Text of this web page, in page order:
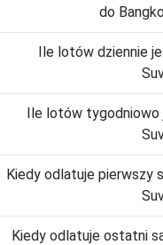
do
Ile lotów dziennie
Ile lotów tygodniowo
Kiedy odlatuje pierwszy
Kiedy odlatuje ostatni